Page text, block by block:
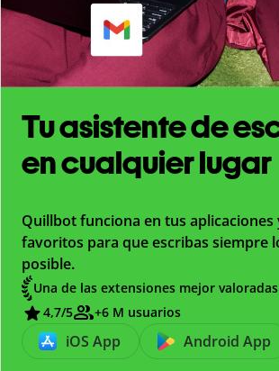
Tu asistente de
en cualquier lugar
Quillbot funciona en tus aplicaciones
favoritos para que escribas siempre
posible.
Una de las extensiones mejor
4,7/5 +6 M usuarios
iOS App Android App